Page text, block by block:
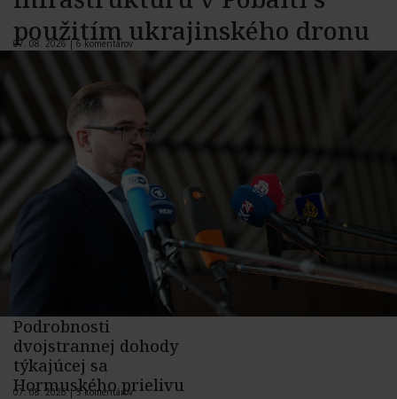
použitím ukrajinského dronu
07. 08. 2026 |6 komentárov
Podrobnosti
dvojstrannej dohody
týkajúcej sa
Hormuského prielivu
07. 08. 2026 |5 komentárov